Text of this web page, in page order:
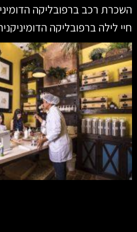
השכרת רכב ברפובליקה
חיי לילה ברפובליקה